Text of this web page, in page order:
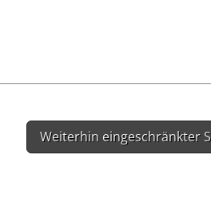
Weiterhin eingeschränkter